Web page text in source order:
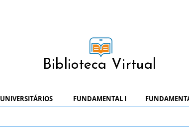
Biblioteca Virtual
UNIVERSITÁRIOS FUNDAMENTAL I